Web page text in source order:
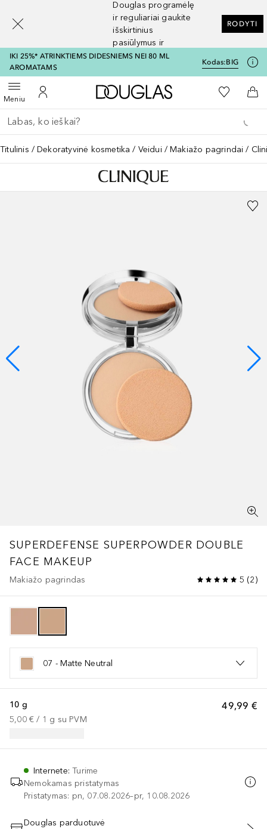
Douglas programėlę
ir reguliariai gaukite
išskirtinius
pasiūlymus ir
nuolaidas
RODYTI
IKI 25%* ATRINKTIEMS DIDESNIEMS NEI 80 ML
AROMATAMS
Kodas:BIG
MeniuAtidaryti meniuĮ mano paskyrą
Į Douglas pagrindinį
Į mano
Į
Grįžk atgal
Vykdykite paiešką
Titulinis Dekoratyvinė kosmetika Veidui Makiažo pagrindai
SUPERDEFENSE SUPERPOWDER DOUBLE
FACE MAKEUP
Makiažo pagrindas 5 (2)
07 - Matte Neutral
49,99 €
10 g
5,00 € / 1 g su PVM
Internete:Turime
Nemokamas pristatymas
Pristatymas: pn, 07.08.2026–pr, 10.08.2026
Douglas parduotuvė
[navigation.slideout.screenreader]